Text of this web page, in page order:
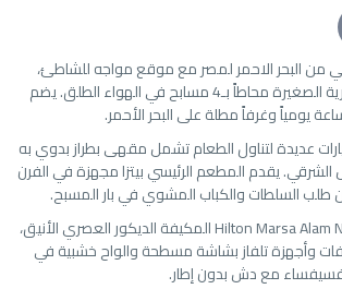
من البحر الاحمر لمصر مع موقع مواجه للشاطئ،
يشبه هذا المنتجع القرية الصغيرة محاطاً بـ4 مسابح في الهواء الطلق. يضم
عديدة لتناول الطعام تشمل مقهى بطراز بدوي به
يقدم المطعم الرئيسي بيتزا مجهزة في الفرن
طلب السلطات والكباب المشوي في بار المسبح.
تضم غرف Hilton Marsa Alam Nubian Res المكيفة الديكور العصري الأنيق،
وأجهزة تلفاز بشاشة مسطحة والواح خشبية في
مع دش بدون إطار.